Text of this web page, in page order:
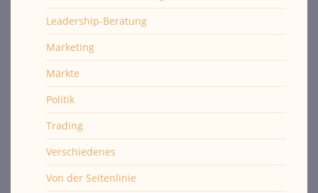
Leadership-Beratung
Marketing
Märkte
Politik
Trading
Verschiedenes
Von der Seitenlinie